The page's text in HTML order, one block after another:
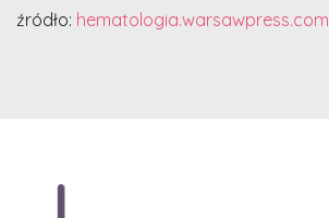
źródło: hematologia.warsawpress.com